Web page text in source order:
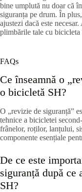
bine umplută nu doar că
siguranța pe drum. În
ajustezi dacă este
plimbările tale cu
FAQs
Ce înseamnă o
o bicicletă SH?
O „revizie de siguranță”
tehnice a bicicletei
frânelor, roților, lanțului,
componente esențiale
De ce este
siguranță după ce
SH?